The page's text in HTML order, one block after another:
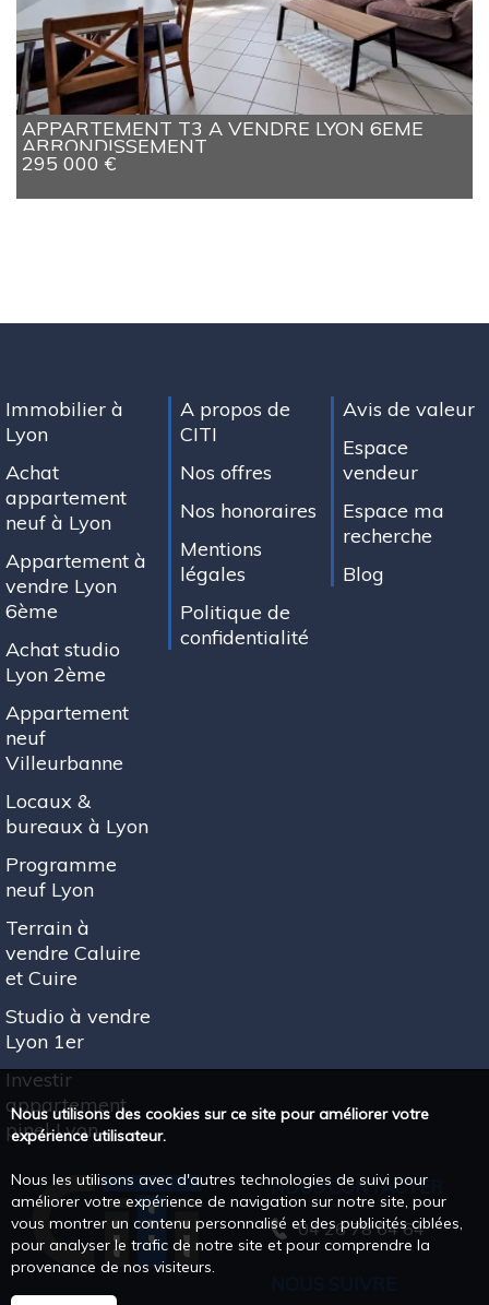
APPARTEMENT T3 A VENDRE LYON 6EME
ARRONDISSEMENT
295 000 €
Immobilier à
Lyon
Achat
appartement
neuf à Lyon
Appartement à
vendre Lyon
6ème
Achat studio
Lyon 2ème
Appartement
neuf
Villeurbanne
Locaux &
bureaux à Lyon
Programme
neuf Lyon
Terrain à
vendre Caluire
et Cuire
Studio à vendre
Lyon 1er
Investir
appartement
pinel Lyon
A propos de
CITI
Nos offres
Nos honoraires
Mentions
légales
Politique de
confidentialité
Avis de valeur
Espace
vendeur
Espace ma
recherche
Blog
NOUS CONTACTER
04 26 78 64 64
Nous utilisons des cookies sur ce site pour améliorer votre
expérience utilisateur.
Nous les utilisons avec d'autres technologies de suivi pour
améliorer votre expérience de navigation sur notre site, pour
vous montrer un contenu personnalisé et des publicités ciblées,
pour analyser le trafic de notre site et pour comprendre la
provenance de nos visiteurs.